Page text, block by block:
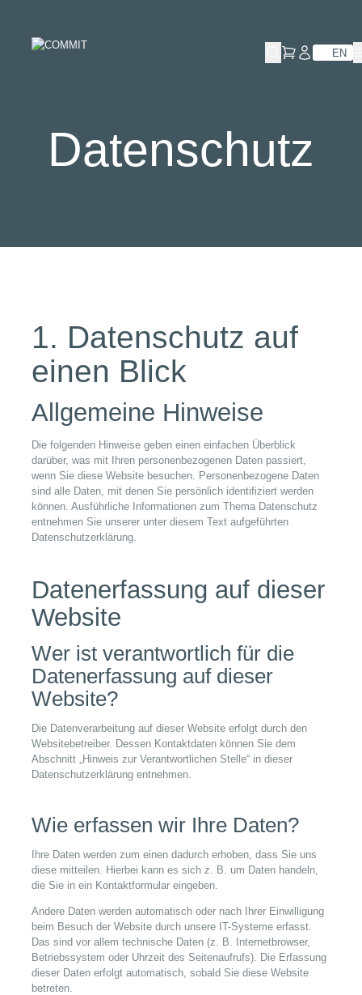
content
EN
Datenschutz
1. Datenschutz auf
einen Blick
Allgemeine Hinweise
Die folgenden Hinweise geben einen einfachen Überblick
darüber, was mit Ihren personenbezogenen Daten passiert,
wenn Sie diese Website besuchen. Personenbezogene Daten
sind alle Daten, mit denen Sie persönlich identifiziert werden
können. Ausführliche Informationen zum Thema Datenschutz
entnehmen Sie unserer unter diesem Text aufgeführten
Datenschutzerklärung.
Datenerfassung auf dieser
Website
Wer ist verantwortlich für die
Datenerfassung auf dieser
Website?
Die Datenverarbeitung auf dieser Website erfolgt durch den
Websitebetreiber. Dessen Kontaktdaten können Sie dem
Abschnitt „Hinweis zur Verantwortlichen Stelle“ in dieser
Datenschutzerklärung entnehmen.
Wie erfassen wir Ihre Daten?
Ihre Daten werden zum einen dadurch erhoben, dass Sie uns
diese mitteilen. Hierbei kann es sich z. B. um Daten handeln,
die Sie in ein Kontaktformular eingeben.
Andere Daten werden automatisch oder nach Ihrer Einwilligung
beim Besuch der Website durch unsere IT-Systeme erfasst.
Das sind vor allem technische Daten (z. B. Internetbrowser,
Betriebssystem oder Uhrzeit des Seitenaufrufs). Die Erfassung
dieser Daten erfolgt automatisch, sobald Sie diese Website
betreten.